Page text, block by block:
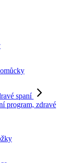
program, zdravé